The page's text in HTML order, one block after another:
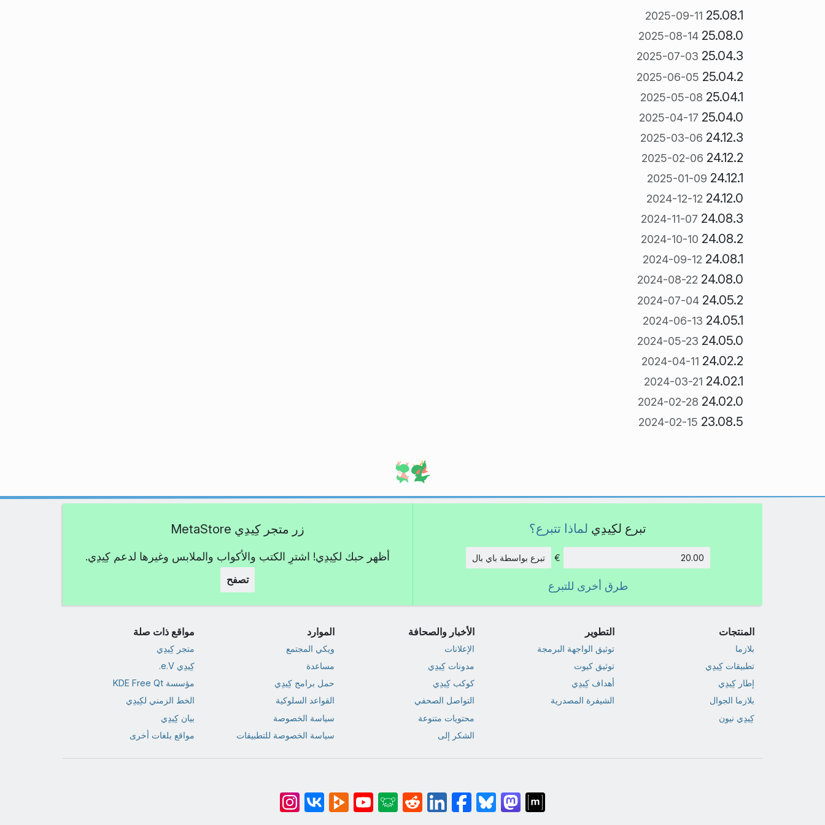
25.08.1
2025-09-11
25.08.0
2025-08-14
25.04.3
2025-07-03
25.04.2
2025-06-05
25.04.1
2025-05-08
25.04.0
2025-04-17
24.12.3
2025-03-06
24.12.2
2025-02-06
24.12.1
2025-01-09
24.12.0
2024-12-12
24.08.3
2024-11-07
24.08.2
2024-10-10
24.08.1
2024-09-12
24.08.0
2024-08-22
24.05.2
2024-07-04
24.05.1
2024-06-13
24.05.0
2024-05-23
24.02.2
2024-04-11
24.02.1
2024-03-21
24.02.0
2024-02-28
23.08.5
2024-02-15
تبرع لكِيدِي لماذا تتبرع؟
€ تبرع بواسطة باي بال
طرق أخرى للتبرع
زر متجر كِيدِي MetaStore
أظهر حبك لكِيدِي! اشترِ الكتب والأكواب والملابس وغيرها لدعم كِيدِي.
تصفح
المنتجات
بلازما
تطبيقات كِيدِي
إطار كِيدِي
بلازما الجوال
كِيدِي نيون
التطوير
توثيق الواجهة البرمجة
توثيق كيوت
أهداف كِيدِي
الشيفرة المصدرية
الأخبار والصحافة
الإعلانات
مدونات كِيدِي
كوكب كِيدِي
التواصل الصحفي
محتويات متنوعة
الشكر إلى
الموارد
ويكي المجتمع
مساعدة
حمل برامج كِيدِي
القواعد السلوكية
سياسة الخصوصة
سياسة الخصوصة للتطبيقات
مواقع ذات صلة
متجر كِيدِي
كِيدِي e.V.
مؤسسة KDE Free Qt
الخط الزمني لكِيدِي
بيان كِيدِي
مواقع بلغات أخرى